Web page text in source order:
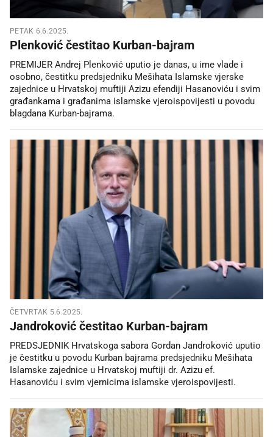
PETAK 6.6.2025.
Plenković čestitao Kurban-bajram
PREMIJER Andrej Plenković uputio je danas, u ime vlade i
osobno, čestitku predsjedniku Mešihata Islamske vjerske
zajednice u Hrvatskoj muftiji Azizu efendiji Hasanoviću i svim
građankama i građanima islamske vjeroispovijesti u povodu
blagdana Kurban-bajrama.
ČETVRTAK 5.6.2025.
Jandroković čestitao Kurban-bajram
PREDSJEDNIK Hrvatskoga sabora Gordan Jandroković uputio
je čestitku u povodu Kurban bajrama predsjedniku Mešihata
Islamske zajednice u Hrvatskoj muftiji dr. Azizu ef.
Hasanoviću i svim vjernicima islamske vjeroispovijesti.